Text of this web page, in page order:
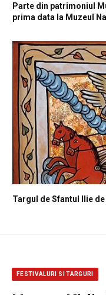
Parte din patrimoniul
prima data la Muzeul
Targul de Sfantul Ilie
FESTIVALURI SI TARGURI